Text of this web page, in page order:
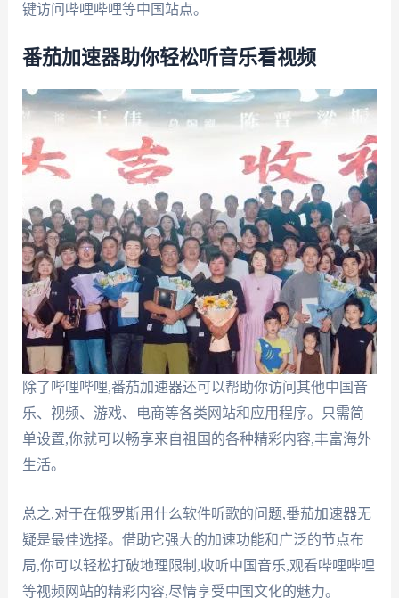
键访问哔哩哔哩等中国站点。
番茄加速器助你轻松听音乐看视频
除了哔哩哔哩,番茄加速器还可以帮助你访问其他中国音
乐、视频、游戏、电商等各类网站和应用程序。只需简
单设置,你就可以畅享来自祖国的各种精彩内容,丰富海外
生活。
总之,对于在俄罗斯用什么软件听歌的问题,番茄加速器无
疑是最佳选择。借助它强大的加速功能和广泛的节点布
局,你可以轻松打破地理限制,收听中国音乐,观看哔哩哔哩
等视频网站的精彩内容,尽情享受中国文化的魅力。